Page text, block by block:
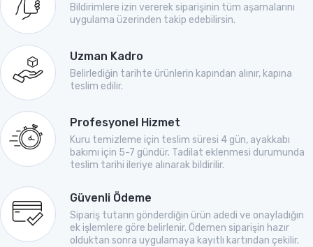
Bildirimlere izin vererek siparişinin tüm aşamalarını
uygulama üzerinden takip edebilirsin.
Uzman Kadro
Belirlediğin tarihte ürünlerin kapından alınır, kapına
teslim edilir.
Profesyonel Hizmet
Kuru temizleme için teslim süresi 4 gün, ayakkabı
bakımı için 5-7 gündür. Tadilat eklenmesi durumunda
teslim tarihi ileriye alınarak bildirilir.
Güvenli Ödeme
Sipariş tutarın gönderdiğin ürün adedi ve onayladığın
ek işlemlere göre belirlenir. Ödemen siparişin hazır
olduktan sonra uygulamaya kayıtlı kartından çekilir.